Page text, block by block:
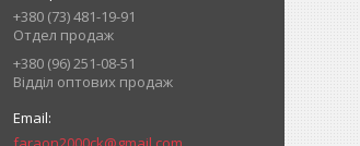
+380 (73) 481-19-91
Отдел продаж
+380 (96) 251-08-51
Відділ оптових продаж